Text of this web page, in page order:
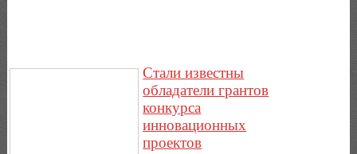
Стали известны
обладатели грантов
конкурса
инновационных
проектов